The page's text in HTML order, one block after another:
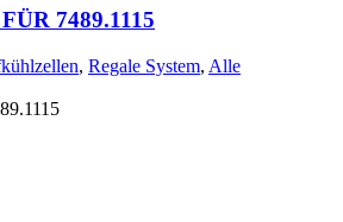
7489.1115
, Regale System, Alle